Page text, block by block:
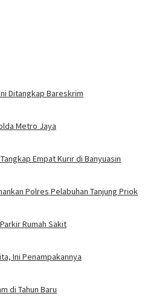
Ditangkap Bareskrim
Metro Jaya
Empat Kurir di Banyuasin
Polres Pelabuhan Tanjung Priok
Rumah Sakit
Ini Penampakannya
di Tahun Baru